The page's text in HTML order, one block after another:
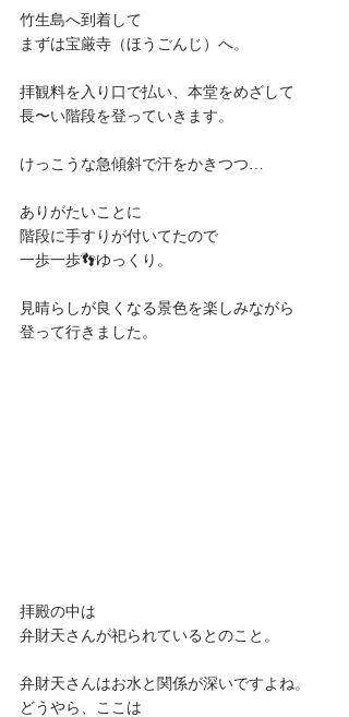
竹生島へ到着して
まずは宝厳寺（ほうごんじ）へ。
拝観料を入り口で払い、本堂をめざして
長〜い階段を登っていきます。
けっこうな急傾斜で汗をかきつつ…
ありがたいことに
階段に手すりが付いてたので
一歩一歩👣ゆっくり。
見晴らしが良くなる景色を楽しみながら
登って行きました。
拝殿の中は
弁財天さんが祀られているとのこと。
弁財天さんはお水と関係が深いですよね。
どうやら、ここは